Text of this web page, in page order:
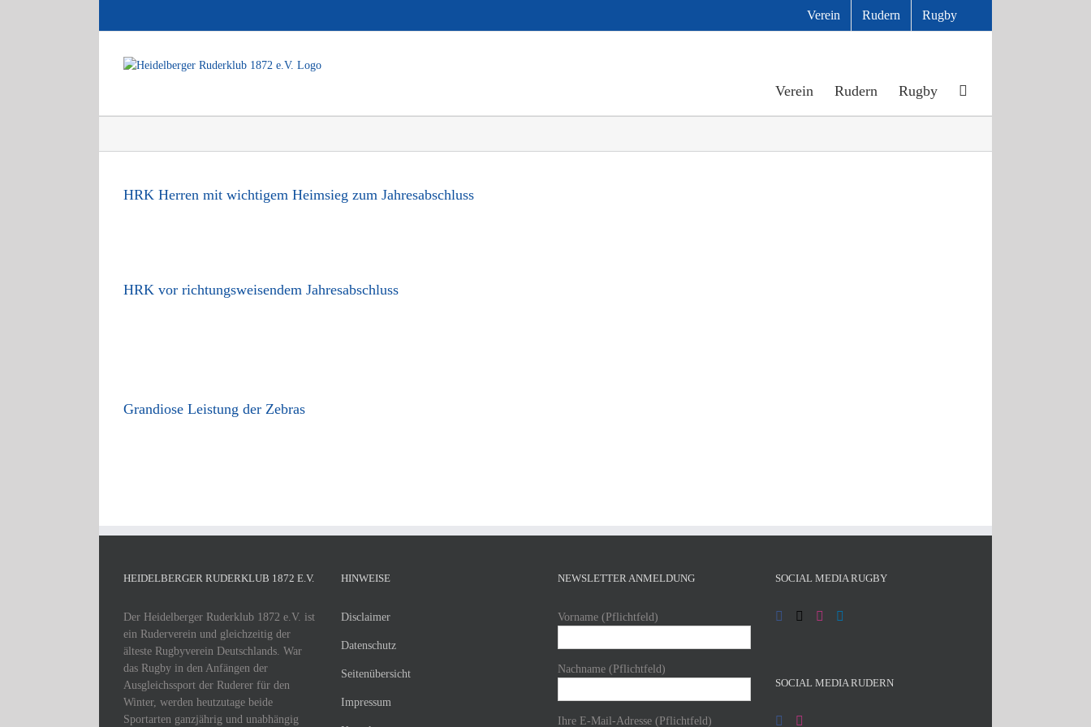
Verein Rudern Rugby
Verein Rudern Rugby
HRK Herren mit wichtigem Heimsieg zum Jahresabschluss
HRK vor richtungsweisendem Jahresabschluss
Grandiose Leistung der Zebras
HEIDELBERGER RUDERKLUB 1872 E.V.
Der Heidelberger Ruderklub 1872 e.V. ist
ein Ruderverein und gleichzeitig der
älteste Rugbyverein Deutschlands. War
das Rugby in den Anfängen der
Ausgleichssport der Ruderer für den
Winter, werden heutzutage beide
Sportarten ganzjährig und unabhängig
HINWEISE
Disclaimer
Datenschutz
Seitenübersicht
Impressum
NEWSLETTER ANMELDUNG
Vorname (Pflichtfeld)
Nachname (Pflichtfeld)
Ihre E-Mail-Adresse (Pflichtfeld)
SOCIAL MEDIA RUGBY
SOCIAL MEDIA RUDERN